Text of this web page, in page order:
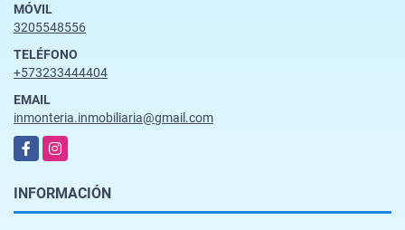
MÓVIL
3205548556
TELÉFONO
+573233444404
EMAIL
inmonteria.inmobiliaria@gmail.com
FacebookInstagram
INFORMACIÓN